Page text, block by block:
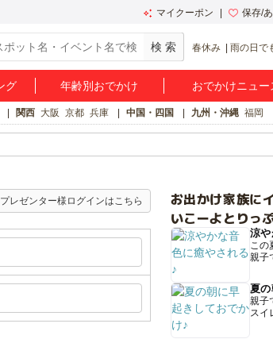
マイクーポン 保存/
春休み 雨の日で
グ 年齢別おでかけ おでかけニュー
関西 大阪 京都 兵庫 中国・四国 九州・沖縄 福岡
プレゼンター様ログインはこちら
お出かけ家族に
いこーよとりっ
涼
この
親子
夏
親子
スイ